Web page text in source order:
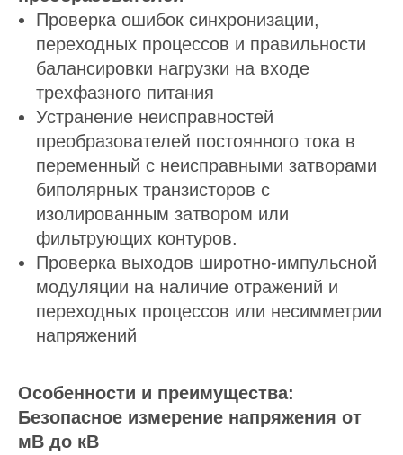
Проверка ошибок синхронизации,
переходных процессов и правильности
балансировки нагрузки на входе
трехфазного питания
Устранение неисправностей
преобразователей постоянного тока в
переменный с неисправными затворами
биполярных транзисторов с
изолированным затвором или
фильтрующих контуров.
Проверка выходов широтно-импульсной
модуляции на наличие отражений и
переходных процессов или несимметрии
напряжений
Особенности и преимущества:
Безопасное измерение напряжения от
мВ до кВ